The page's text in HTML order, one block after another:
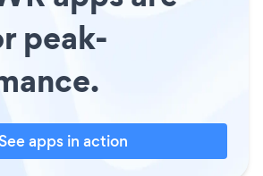
peak-
See apps in action